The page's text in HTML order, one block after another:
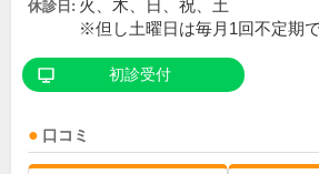
休診日: 火、木、日、祝、土
※但し土曜日は毎月1回不定期
初診受付
口コミ